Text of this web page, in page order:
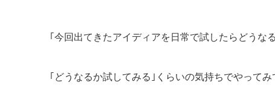
｢今回出てきたアイディアを日常で試したらどうな
｢どうなるか試してみる｣くらいの気持ちでやってみ